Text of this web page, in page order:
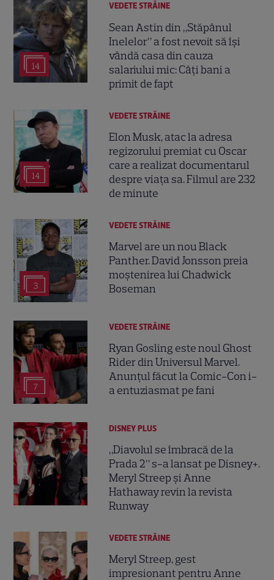
14
VEDETE STRĂINE
Sean Astin din „Stăpânul
Inelelor” a fost nevoit să își
vândă casa din cauza
salariului mic: Câți bani a
primit de fapt
14
VEDETE STRĂINE
Elon Musk, atac la adresa
regizorului premiat cu Oscar
care a realizat documentarul
despre viața sa. Filmul are 232
de minute
3
VEDETE STRĂINE
Marvel are un nou Black
Panther. David Jonsson preia
moștenirea lui Chadwick
Boseman
7
VEDETE STRĂINE
Ryan Gosling este noul Ghost
Rider din Universul Marvel.
Anunțul făcut la Comic-Con i-
a entuziasmat pe fani
DISNEY PLUS
„Diavolul se îmbracă de la
Prada 2” s-a lansat pe Disney+.
Meryl Streep și Anne
Hathaway revin la revista
Runway
VEDETE STRĂINE
Meryl Streep, gest
impresionant pentru Anne